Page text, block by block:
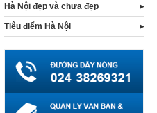
Hà Nội đẹp và chưa đẹp
Tiêu điểm Hà Nội